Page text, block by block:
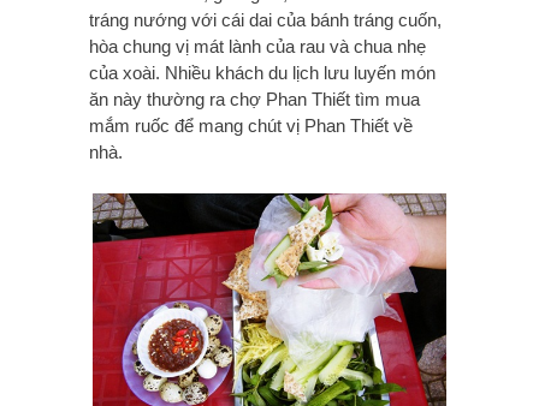
tráng nướng với cái dai của bánh tráng cuốn,
hòa chung vị mát lành của rau và chua nhẹ
của xoài. Nhiều khách du lịch lưu luyến món
ăn này thường ra chợ Phan Thiết tìm mua
mắm ruốc để mang chút vị Phan Thiết về
nhà.